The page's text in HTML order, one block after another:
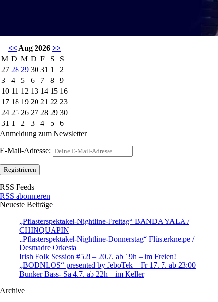
<< Aug 2026 >>
M D M D F S
S
27 28 29 30 31 1
2
3
4 5 6 7 8
9
10 11 12 13 14 15 16
17 18 19 20 21 22 23
24 25 26 27 28 29 30
31 1 2 3 4 5
6
Anmeldung zum Newsletter
E-Mail-Adresse:
RSS Feeds
RSS abonnieren
Neueste Beiträge
„Pflasterspektakel-Nightline-Freitag“ BANDA YALA /
CHINQUAPIN
„Pflasterspektakel-Nightline-Donnerstag“ Flüsterkneipe /
Desmadre Orkesta
Irish Folk Session #52! – 20.7. ab 19h – im Freien!
„BODNLOS“ presented by JeboTek – Fr 17. 7. ab 23:00
Bunker Bass- Sa 4.7. ab 22h – im Keller
Archive